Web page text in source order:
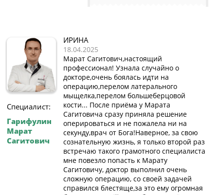
Специалист:
Гарифулин
Марат
Сагитович
ИРИНА
18.04.2025
Марат Сагитович,настоящий
профессионал! Узнала случайно о
докторе,очень боялась идти на
операцию,перелом латерального
мыщелка,перелом большеберцовой
кости... После приёма у Марата
Сагитовича сразу приняла решение
оперироваться и не пожалела ни на
секунду,врач от Бога!Наверное, за свою
сознательную жизнь, я только второй раз
встречаю такого грамотного специалиста
мне повезло попасть к Марату
Сагитовичу, доктор выполнил очень
сложную операцию, со своей задачей
справился блестяще,за это ему огромная